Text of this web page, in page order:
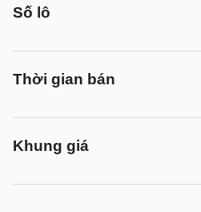
Số lô
Thời gian bán
Khung giá